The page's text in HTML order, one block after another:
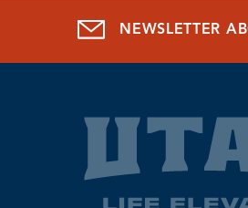
NEWSLETTER